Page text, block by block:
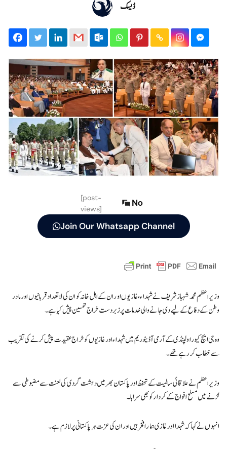
ڈیسک
[post-
views]
No
Join Our Whatsapp Channel
وزیراعظم محمد شہبازشریف نے شہداء، غازیوں اور ان کے اہل خانہ کو ان کی لاتعداد قربانیوں اور مادر
وطن کے دفاع کے لیے دی جانے والی خدمات پر زبردست خراج تحسین پیش کیا ہے۔
وہ جی ایچ کیو راولپنڈی کے آرمی آڈیٹوریم میں شہداء اور غازیوں کو خراج عقیدت پیش کرنے کی تقریب
سے خطاب کر رہے تھے۔
وزیراعظم نے علاقائی سالمیت کے تحفظ اور پاکستان بھر میں دہشت گردی کی لعنت سے مضبوطی سے
لڑنے میں مسلح افواج کے کردار کو بھی سراہا۔
انہوں نے کہا کہ شہدا اور غازی ہمارا فخر ہیں اور ان کی عزت ہر پاکستانی پر لازم ہے۔